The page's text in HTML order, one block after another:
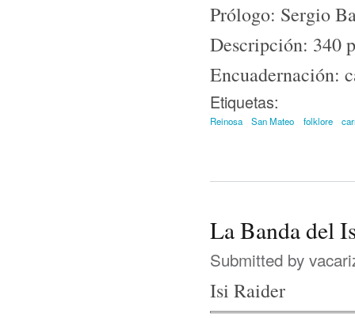
Prólogo: Sergio
Descripción: 340
Encuadernación:
Etiquetas:
Reinosa San Mateo folklore
La Banda del
Submitted by
Isi Raider